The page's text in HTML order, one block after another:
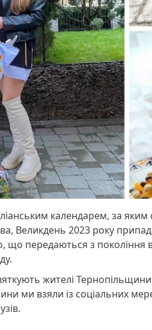
календарем, за яким
Великдень 2023 року
що передаються з покоління
жителі Тернопільщини
ми взяли із соціальних